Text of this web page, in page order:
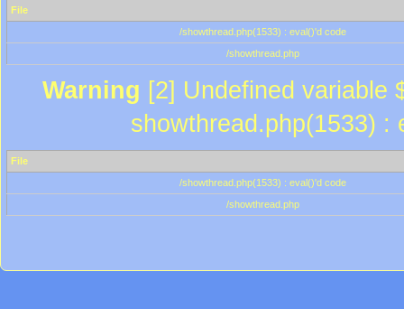
File
/showthread.php(1533) : eval()'d code
/showthread.php
Warning [2] Undefined variable
showthread.php(1533) :
File
/showthread.php(1533) : eval()'d code
/showthread.php